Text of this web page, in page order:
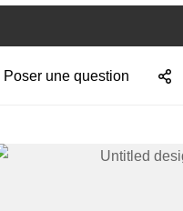
Poser une question